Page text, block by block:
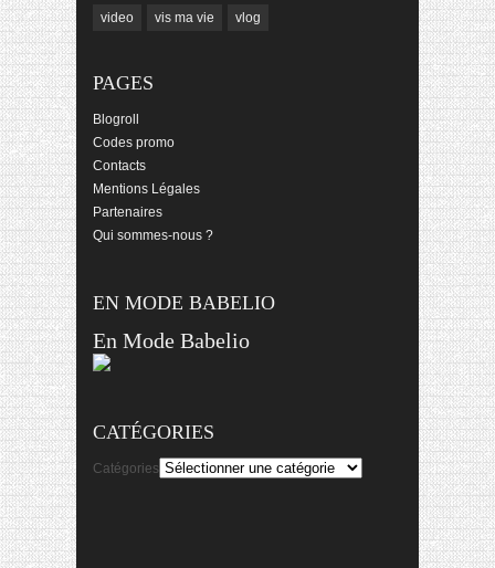
video vis ma vie vlog
PAGES
Blogroll
Codes promo
Contacts
Mentions Légales
Partenaires
Qui sommes-nous ?
EN MODE BABELIO
En Mode Babelio
CATÉGORIES
Catégories